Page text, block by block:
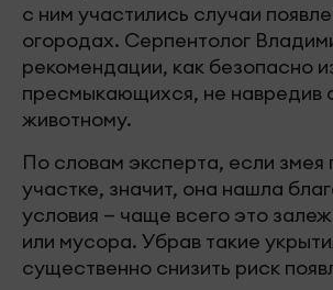
с ним участились случаи
огородах. Серпентолог
рекомендации, как безопасно
пресмыкающихся, не навредив
животному.
По словам эксперта, если змея
участке, значит, она нашла
условия — чаще всего это
или мусора. Убрав такие
существенно снизить риск